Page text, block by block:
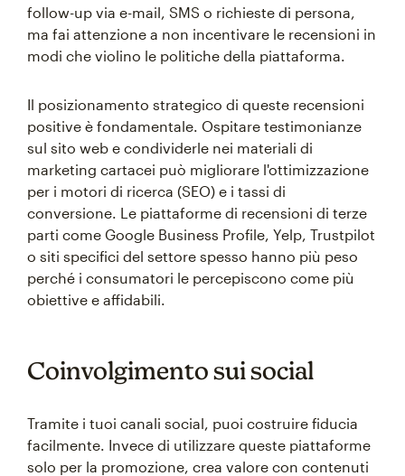
follow-up via e-mail, SMS o richieste di persona,
ma fai attenzione a non incentivare le recensioni in
modi che violino le politiche della piattaforma.
Il posizionamento strategico di queste recensioni
positive è fondamentale. Ospitare testimonianze
sul sito web e condividerle nei materiali di
marketing cartacei può migliorare l'ottimizzazione
per i motori di ricerca (SEO) e i tassi di
conversione. Le piattaforme di recensioni di terze
parti come Google Business Profile, Yelp, Trustpilot
o siti specifici del settore spesso hanno più peso
perché i consumatori le percepiscono come più
obiettive e affidabili.
Coinvolgimento sui social
Tramite i tuoi canali social, puoi costruire fiducia
facilmente. Invece di utilizzare queste piattaforme
solo per la promozione, crea valore con contenuti